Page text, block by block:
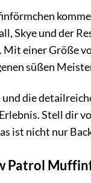
Skye und der
Mit einer Größe
süßen
die
Stell dir
ist nicht nur
Patrol